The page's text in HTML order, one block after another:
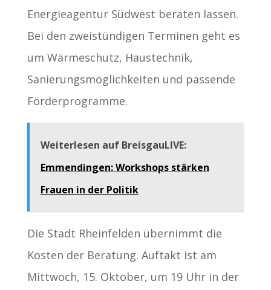
Energieagentur Südwest beraten lassen.
Bei den zweistündigen Terminen geht es
um Wärmeschutz, Haustechnik,
Sanierungsmöglichkeiten und passende
Förderprogramme.
Weiterlesen auf BreisgauLIVE:
Emmendingen: Workshops stärken
Frauen in der Politik
Die Stadt Rheinfelden übernimmt die
Kosten der Beratung. Auftakt ist am
Mittwoch, 15. Oktober, um 19 Uhr in der